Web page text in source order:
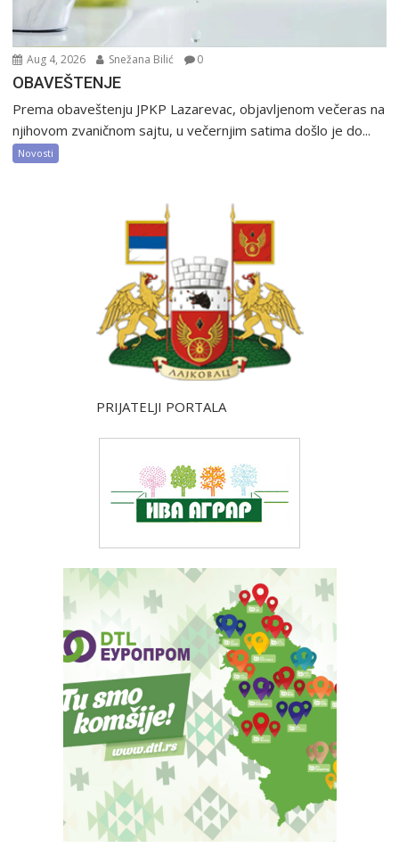
Aug 4, 2026 Snežana Bilić 0
OBAVEŠTENJE
Prema obaveštenju JPKP Lazarevac, objavljenom večeras na
njihovom zvaničnom sajtu, u večernjim satima došlo je do...
Novosti
PRIJATELJI PORTALA